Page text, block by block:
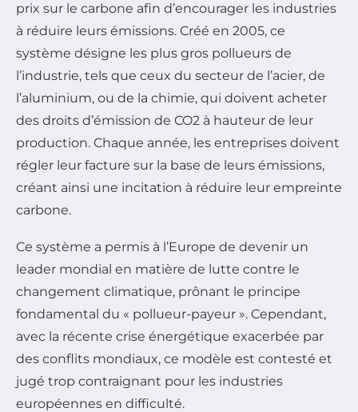
prix sur le carbone afin d’encourager les industries
à réduire leurs émissions. Créé en 2005, ce
système désigne les plus gros pollueurs de
l’industrie, tels que ceux du secteur de l’acier, de
l’aluminium, ou de la chimie, qui doivent acheter
des droits d’émission de CO2 à hauteur de leur
production. Chaque année, les entreprises doivent
régler leur facture sur la base de leurs émissions,
créant ainsi une incitation à réduire leur empreinte
carbone.
Ce système a permis à l’Europe de devenir un
leader mondial en matière de lutte contre le
changement climatique, prônant le principe
fondamental du « pollueur-payeur ». Cependant,
avec la récente crise énergétique exacerbée par
des conflits mondiaux, ce modèle est contesté et
jugé trop contraignant pour les industries
européennes en difficulté.